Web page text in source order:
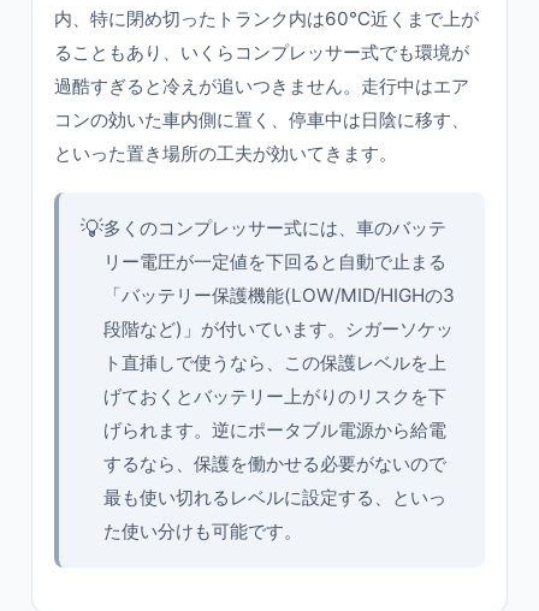
内、特に閉め切ったトランク内は60℃近くまで上が
ることもあり、いくらコンプレッサー式でも環境が
過酷すぎると冷えが追いつきません。走行中はエア
コンの効いた車内側に置く、停車中は日陰に移す、
といった置き場所の工夫が効いてきます。
💡多くのコンプレッサー式には、車のバッテ
リー電圧が一定値を下回ると自動で止まる
「バッテリー保護機能(LOW/MID/HIGHの3
段階など)」が付いています。シガーソケッ
ト直挿しで使うなら、この保護レベルを上
げておくとバッテリー上がりのリスクを下
げられます。逆にポータブル電源から給電
するなら、保護を働かせる必要がないので
最も使い切れるレベルに設定する、といっ
た使い分けも可能です。